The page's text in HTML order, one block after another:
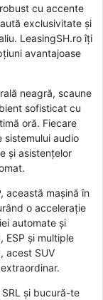
cu accente
exclusivitate și
LeasingSH.ro îți
avantajoase
neagră, scaune
sofisticat cu
oră. Fiecare
sistemului audio
și asistențelor
această mașină în
o accelerație
automate și
ESP și multiple
acest SUV
și bucură-te